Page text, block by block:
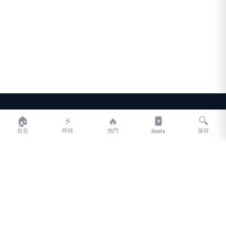
LIFE
LIFE 生活網是台灣領先的生活資訊平台，提供即時新聞、生活、健康、
🏠
首頁
⚡
即時
🔥
熱門 Reels
🔍
搜尋